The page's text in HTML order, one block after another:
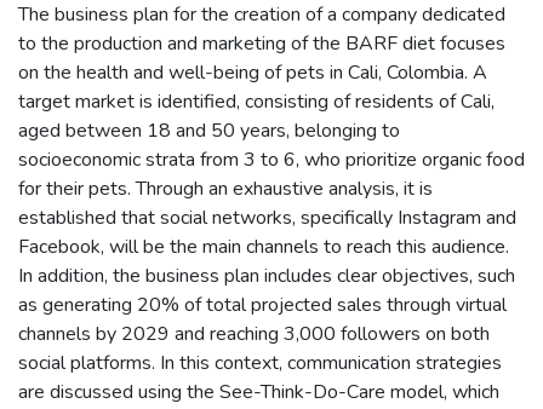
The business plan for the creation of a company dedicated
to the production and marketing of the BARF diet focuses
on the health and well-being of pets in Cali, Colombia. A
target market is identified, consisting of residents of Cali,
aged between 18 and 50 years, belonging to
socioeconomic strata from 3 to 6, who prioritize organic food
for their pets. Through an exhaustive analysis, it is
established that social networks, specifically Instagram and
Facebook, will be the main channels to reach this audience.
In addition, the business plan includes clear objectives, such
as generating 20% of total projected sales through virtual
channels by 2029 and reaching 3,000 followers on both
social platforms. In this context, communication strategies
are discussed using the See-Think-Do-Care model, which